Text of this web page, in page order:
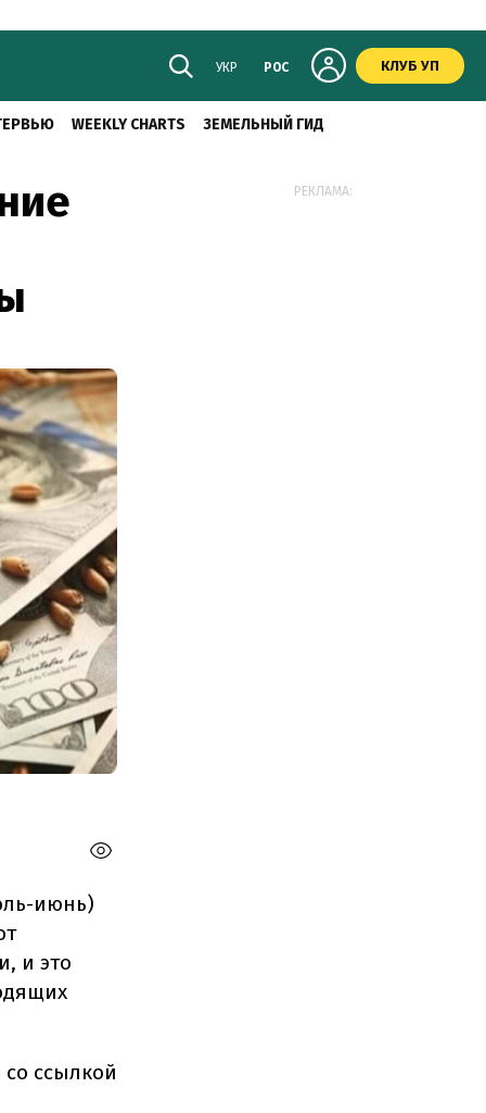
УКР РОС КЛУБ УП
WEEKLY CHARTS ЗЕМЕЛЬНЫЙ ГИД
июнь)
и это
ссылкой
РЕКЛАМА: